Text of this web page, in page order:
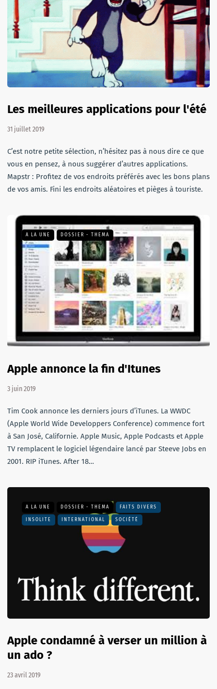
Les meilleures applications pour l'été
31 juillet 2019
C’est notre petite sélection, n’hésitez pas à nous dire ce que
vous en pensez, à nous suggérer d’autres applications.
Mapstr : Profitez de vos endroits préférés avec les bons plans
de vos amis. Fini les endroits aléatoires et pièges à touriste.
A LA UNE DOSSIER - THEMA
Apple annonce la fin d'Itunes
3 juin 2019
Tim Cook annonce les derniers jours d’iTunes. La WWDC
(Apple World Wide Developpers Conference) commence fort
à San José, Californie. Apple Music, Apple Podcasts et Apple
TV remplacent le logiciel légendaire lancé par Steeve Jobs en
2001. RIP iTunes. After 18…
A LA UNE DOSSIER - THEMA FAITS DIVERS
INSOLITE INTERNATIONAL SOCIÉTÉ
Apple condamné à verser un million à
un ado ?
23 avril 2019